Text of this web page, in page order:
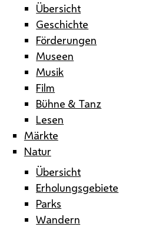
Übersicht
Geschichte
Förderungen
Museen
Musik
Film
Bühne & Tanz
Lesen
Märkte
Natur
Übersicht
Erholungsgebiete
Parks
Wandern